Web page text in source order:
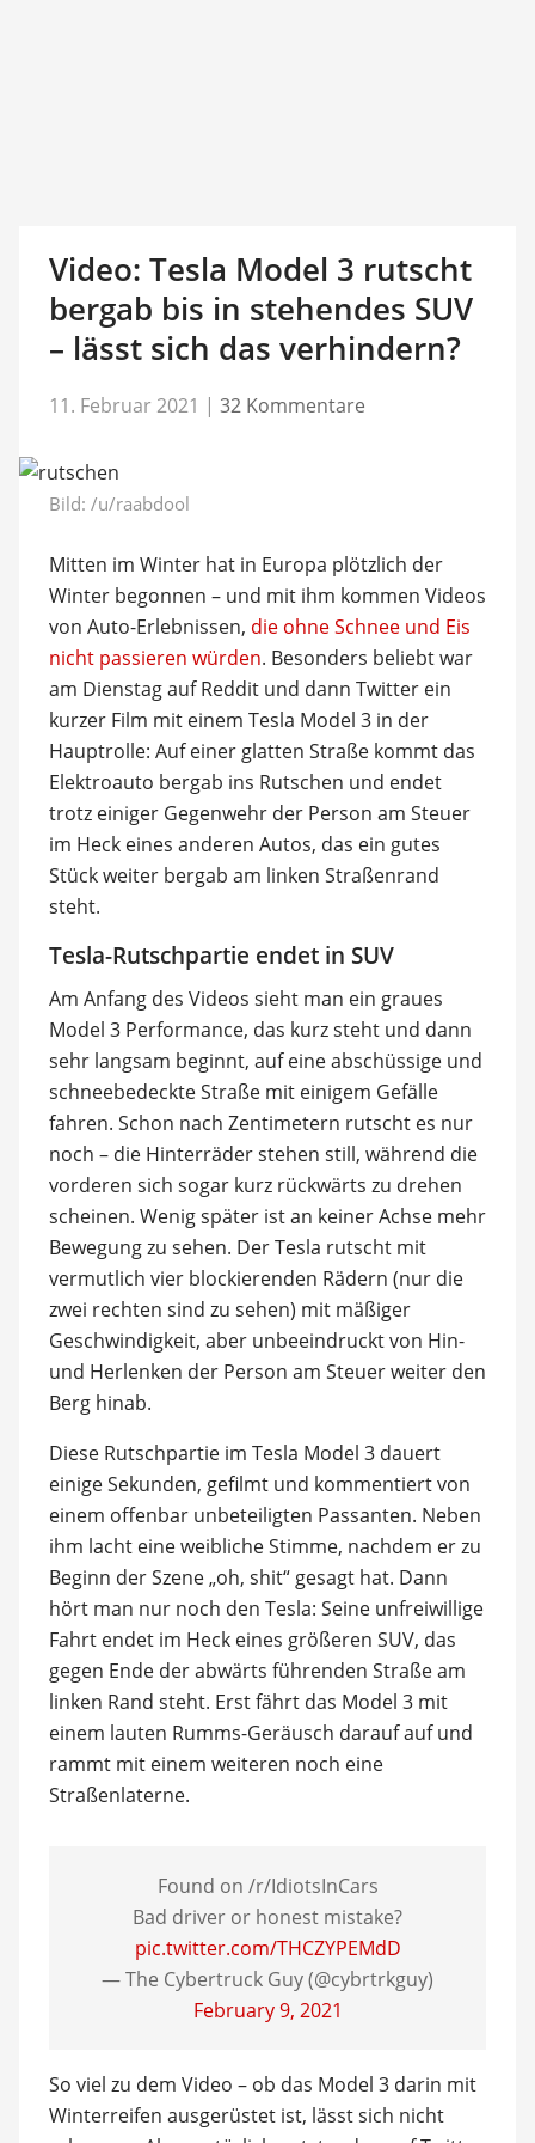
Video: Tesla Model 3 rutscht
bergab bis in stehendes SUV
– lässt sich das verhindern?
11. Februar 2021 | 32 Kommentare
Bild: /u/raabdool
Mitten im Winter hat in Europa plötzlich der
Winter begonnen – und mit ihm kommen Videos
von Auto-Erlebnissen, die ohne Schnee und Eis
nicht passieren würden. Besonders beliebt war
am Dienstag auf Reddit und dann Twitter ein
kurzer Film mit einem Tesla Model 3 in der
Hauptrolle: Auf einer glatten Straße kommt das
Elektroauto bergab ins Rutschen und endet
trotz einiger Gegenwehr der Person am Steuer
im Heck eines anderen Autos, das ein gutes
Stück weiter bergab am linken Straßenrand
steht.
Tesla-Rutschpartie endet in SUV
Am Anfang des Videos sieht man ein graues
Model 3 Performance, das kurz steht und dann
sehr langsam beginnt, auf eine abschüssige und
schneebedeckte Straße mit einigem Gefälle
fahren. Schon nach Zentimetern rutscht es nur
noch – die Hinterräder stehen still, während die
vorderen sich sogar kurz rückwärts zu drehen
scheinen. Wenig später ist an keiner Achse mehr
Bewegung zu sehen. Der Tesla rutscht mit
vermutlich vier blockierenden Rädern (nur die
zwei rechten sind zu sehen) mit mäßiger
Geschwindigkeit, aber unbeeindruckt von Hin-
und Herlenken der Person am Steuer weiter den
Berg hinab.
Diese Rutschpartie im Tesla Model 3 dauert
einige Sekunden, gefilmt und kommentiert von
einem offenbar unbeteiligten Passanten. Neben
ihm lacht eine weibliche Stimme, nachdem er zu
Beginn der Szene „oh, shit“ gesagt hat. Dann
hört man nur noch den Tesla: Seine unfreiwillige
Fahrt endet im Heck eines größeren SUV, das
gegen Ende der abwärts führenden Straße am
linken Rand steht. Erst fährt das Model 3 mit
einem lauten Rumms-Geräusch darauf auf und
rammt mit einem weiteren noch eine
Straßenlaterne.
Found on /r/IdiotsInCars
Bad driver or honest mistake?
pic.twitter.com/THCZYPEMdD
— The Cybertruck Guy (@cybrtrkguy)
February 9, 2021
So viel zu dem Video – ob das Model 3 darin mit
Winterreifen ausgerüstet ist, lässt sich nicht